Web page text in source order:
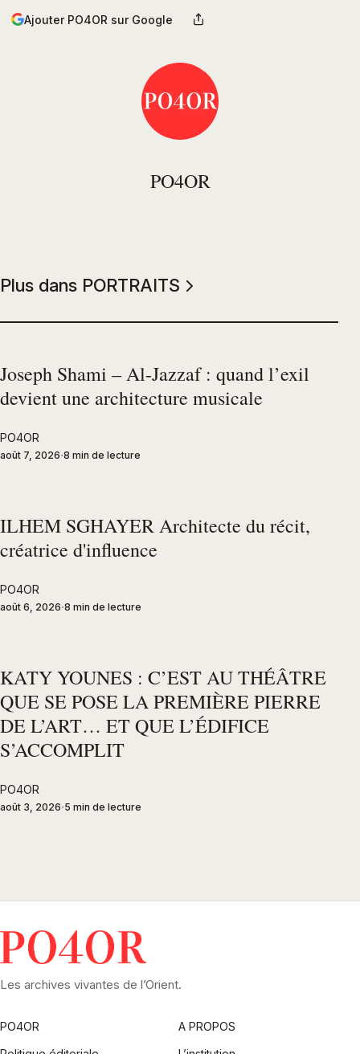
Ajouter PO4OR sur Google
PO4OR
Plus dans PORTRAITS
Joseph Shami – Al-Jazzaf : quand l’exil
devient une architecture musicale
PO4OR
août 7, 2026 8 min de lecture
ILHEM SGHAYER Architecte du récit,
créatrice d'influence
PO4OR
août 6, 2026 8 min de lecture
KATY YOUNES : C’EST AU THÉÂTRE
QUE SE POSE LA PREMIÈRE PIERRE
DE L’ART… ET QUE L’ÉDIFICE
S’ACCOMPLIT
PO4OR
août 3, 2026 5 min de lecture
Les archives vivantes de l’Orient.
PO4OR
A PROPOS